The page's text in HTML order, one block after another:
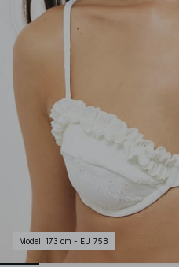
Model : 173 cm - EU 75B